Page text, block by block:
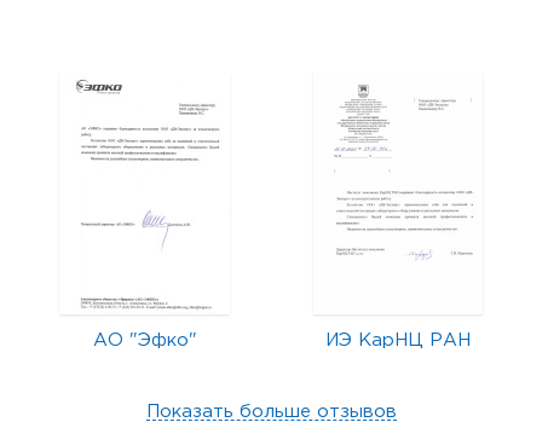
АО "Эфко" ИЭ КарНЦ РАН
Показать больше отзывов